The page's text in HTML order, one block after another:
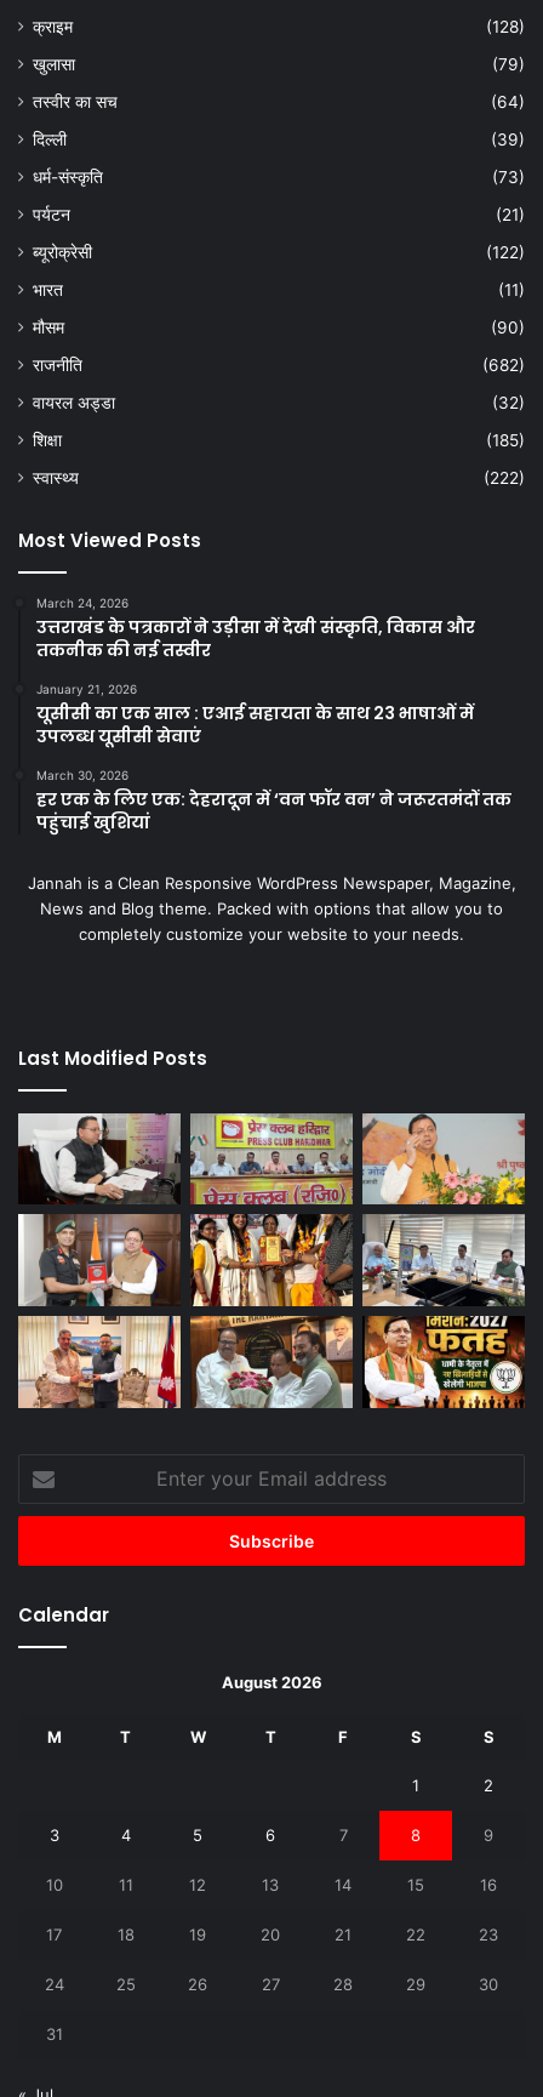
क्राइम
(128)
खुलासा
(79)
तस्वीर का सच
(64)
दिल्ली
(39)
धर्म-संस्कृति
(73)
पर्यटन
(21)
ब्यूरोक्रेसी
(122)
भारत
(11)
मौसम
(90)
राजनीति
(682)
वायरल अड्डा
(32)
शिक्षा
(185)
स्वास्थ्य
(222)
Most Viewed Posts
March 24, 2026
उत्तराखंड के पत्रकारों ने उड़ीसा में देखी संस्कृति, विकास और
तकनीक की नई तस्वीर
January 21, 2026
यूसीसी का एक साल : एआई सहायता के साथ 23 भाषाओं में
उपलब्ध यूसीसी सेवाएं
March 30, 2026
हर एक के लिए एक: देहरादून में ‘वन फॉर वन’ ने जरूरतमंदों तक
पहुंचाई खुशियां
Jannah is a Clean Responsive WordPress Newspaper, Magazine,
News and Blog theme. Packed with options that allow you to
completely customize your website to your needs.
Last Modified Posts
your
Email
Calendar
August 2026
M T W T F S S
1 2
3 4 5 6 7 8 9
10 11 12 13 14 15 16
17 18 19 20 21 22 23
24 25 26 27 28 29 30
31